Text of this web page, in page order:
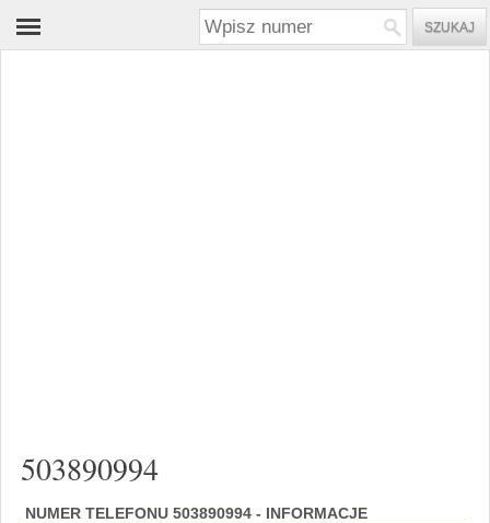
503890994
NUMER TELEFONU 503890994 - INFORMACJE